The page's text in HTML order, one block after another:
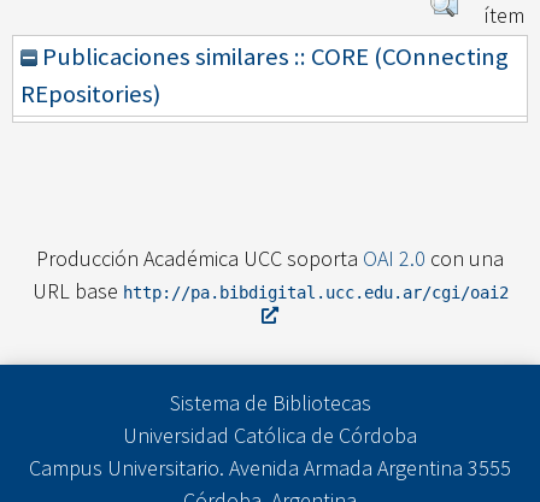
ítem
Publicaciones similares :: CORE (COnnecting
REpositories)
Producción Académica UCC soporta OAI 2.0 con una
URL base http://pa.bibdigital.ucc.edu.ar/cgi/oai2
Sistema de Bibliotecas
Universidad Católica de Córdoba
Campus Universitario. Avenida Armada Argentina 3555